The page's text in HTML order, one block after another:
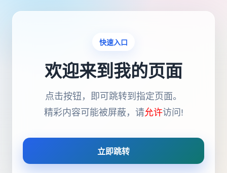
快速入口
欢迎来到我的页面
点击按钮，即可跳转到指定页面。
精彩内容可能被屏蔽，请允许访问!
立即跳转